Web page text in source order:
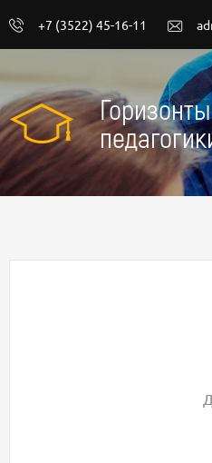
+7 (3522) 45-16-11
Горизонты